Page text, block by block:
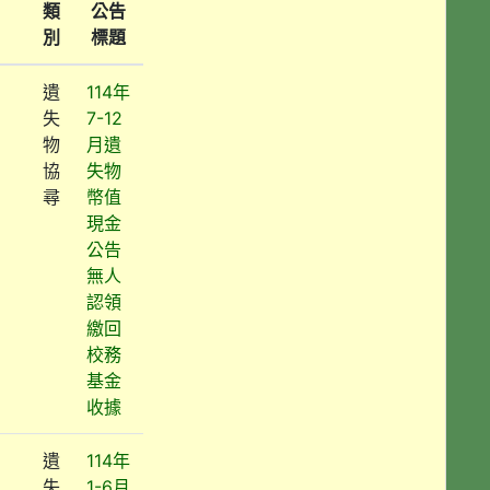
類
別
公告
標題
遺
失
物
協
尋
114年
7-12
月遺
失物
幣值
現金
公告
無人
認領
繳回
校務
基金
收據
遺
114年